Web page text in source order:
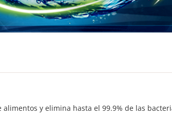
y elimina hasta el 99.9% de las